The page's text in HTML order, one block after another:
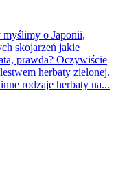
o Japonii,
skojarzeń jakie
prawda? Oczywiście
herbaty zielonej.
rodzaje herbaty na...